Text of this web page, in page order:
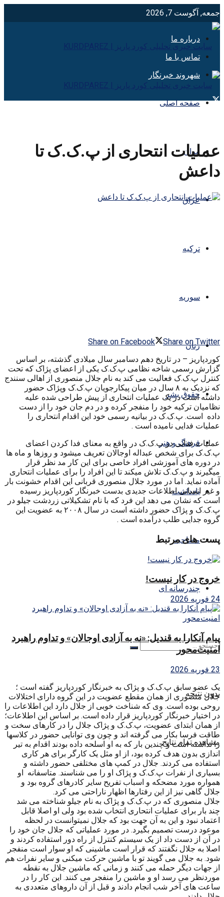
جمعه, آگوست 7, 2026
درباره ما
تماس با ما
شهروند خبرنگار
صفحه اصلی
ایران
عراق
ترکیه
سوریه
زنان
حقوق بشر
فرهنگ و هنر
یادداشت
مصاحبه
چندرسانه ای
بدون نتیجه
مشاهده تمام نتایج
عملیات انتحاری از پ.ک.ک تا
داعش
Share on Facebook
Share on Twitter
کوردپاریز – در تاریخ دهم دسامبر سال میلادی گذشته، بر اساس
گزارش رسمی شاخه نظامی پ.ک.ک یکی از اعضای پژاک که تحت
کنترل پ.ک.ک فعالیت می کند به نام جلال منصوری از اهالی سنندج
که نزدیک به ۸ سال در میان پیکارجویان پ.ک.ک وپژاک حضور
داشته است در یک عملیات انتحاری از پیش طراحی شده علیه
نظامیان ترکیه خود را منفجر کرده و در دم جان خود را از دست
داده است. پ.ک.ک در بیانیه رسمی خود این اقدام انتحاری را
عملیات فدایی نامیده است .
عملیات فدایی در پ.ک.ک در واقع به معنای فدا کردن اعضای
پ.ک.ک برای شخص عبداله اوجالان تعریف میشود و روزها و ماه ها
در دوره های آموزشی افراد خاصی برای این کار مد نظر قرار
میگیرند و پ.ک.ک تلاش میکند تا این افراد را برای عملیات انتحاری
آماده نماید. اما در مورد جلال منصوری قربانی این اقدام خشونت بار
و غیر انسانی اطلاعات جدیدی بدست خبرنگار کوردپاریز رسیده
است که نشان می دهد این فرد که با نام تشکیلاتی زردشت جیلو در
پ.ک.ک و پژاک حضور داشته است در سال ۲۰۰۸ به عضویت این
گروه جدایی طلب درآمده است .
پست های مرتبط
خروج در کار نیست!
24 فوریه 2026
پیام آنکارا به قندیل: «نه به آزادی اوجالان» و تداوم راهبرد
امنیت‌محور
23 فوریه 2026
یک عضو سابق پ.ک.ک و پژاک به خبرنگار کوردپاریز گفته است ؛
جلال منصوری از همان مقطع عضویت در این گروه دارای اختلالات
روحی بوده است. وی که شناخت خوبی از جلال دارد این اطلاعات را
در اختیار خبرنگار کوردپاریز قرار داده است. بر اساس این اطلاعات؛
از همان ابتدای عضویت، پ.ک.ک و پژاک جلال را در کارهای سخت و
طاقت فرسا بکار می گرفته اند و چون وی توانایی حضور در کلاسها
را نداشته است و چندین بار که به او اسلحه داده بودند اقدام به تیر
اندازی بدون هدف کرده بود، از او مثل یک کارگر برای هر کاری
استفاده می کردند. جلال در کمپ های مختلفی حضور داشته و
بسیاری از نفرات پ.ک.ک و پژاک او را می شناسند. متاسفانه او
همواره مورد مضحکه و اسباب تفریح سایر کادرهای گروه بود و
جلال گاهی نیز از این رفتارها اظهار ناراحتی می کرد.
جلال منصوری که در پ.ک.ک و پژاک به نام جیلو شناخته می شد
چند بار برای عملیات انتحاری انتخاب شده بود ولی او اصلا قابل
اعتماد نبود و این به آن جهت بود که جلال نمیتوانست در لحظه
موعود درست تصمیم بگیرد. در مورد عملیاتی که جلال جان خود را
در آن از دست داد از یک سیستم کنترل از راه دور استفاده کردند و
اصلا به جلال نگفتند که قرار است ماشینی که او سوار است منفجر
شود. به جلال می گویند تو با ماشین حرکت میکنی و سایر نفرات هم
از جهات دیگر حمله می کنند و زمانی که ماشین جلال به نقطه
موردنظر می رسد او و ماشین را منفجر می کنند. این کار را در
ساعت های آخر شب انجام دادند و قبل از آن داروهای متعددی به